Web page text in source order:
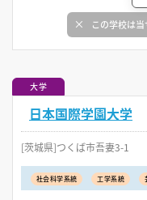
この学校は
大学
日本国際学園大学
[茨城県]つくば市吾妻3-1
社会科学系統 工学系統